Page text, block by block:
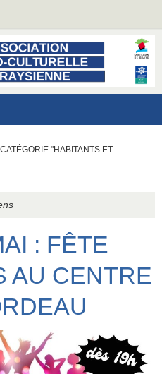
"HABITANTS ET
: FÊTE
AU CENTRE